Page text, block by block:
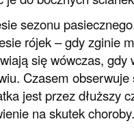
sezonu
rójek – gdy zginie
się wówczas, gdy
Czasem obserwuje
jest przez dłuższy
na skutek choroby.